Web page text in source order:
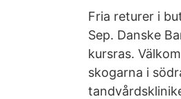
Fria returer i
Sep. Danske
kursras.
skogarna i